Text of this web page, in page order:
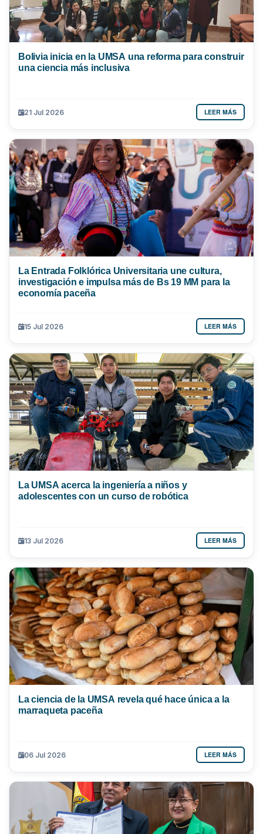
Bolivia inicia en la UMSA una reforma para construir
una ciencia más inclusiva
21 Jul 2026 LEER MÁS
La Entrada Folklórica Universitaria une cultura,
investigación e impulsa más de Bs 19 MM para la
economía paceña
15 Jul 2026 LEER MÁS
La UMSA acerca la ingeniería a niños y
adolescentes con un curso de robótica
13 Jul 2026 LEER MÁS
La ciencia de la UMSA revela qué hace única a la
marraqueta paceña
06 Jul 2026 LEER MÁS